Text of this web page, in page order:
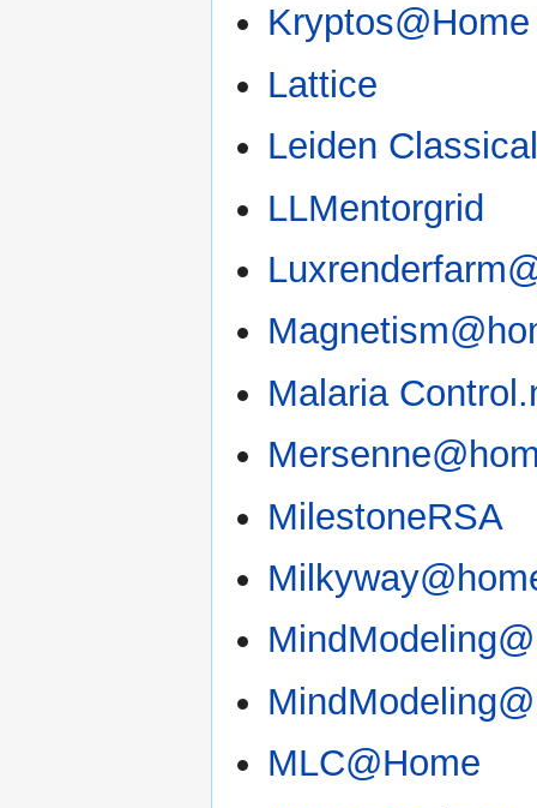
Kryptos@Home
Lattice
Leiden
LLMentorgrid
Malaria
MilestoneRSA
MLC@Home